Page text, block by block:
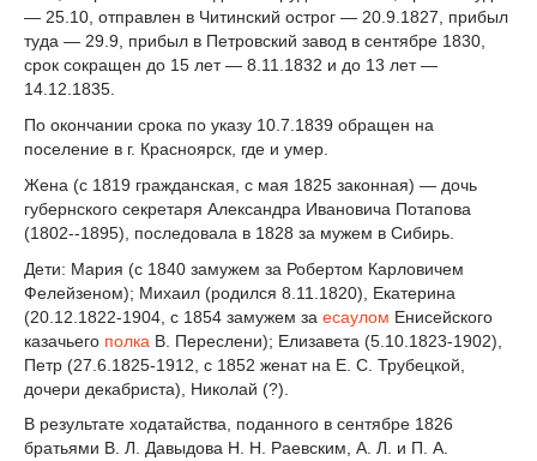
— 25.10, отправлен в Читинский острог — 20.9.1827, прибыл
туда — 29.9, прибыл в Петровский завод в сентябре 1830,
срок сокращен до 15 лет — 8.11.1832 и до 13 лет —
14.12.1835.
По окончании срока по указу 10.7.1839 обращен на
поселение в г. Красноярск, где и умер.
Жена (с 1819 гражданская, с мая 1825 законная) — дочь
губернского секретаря Александра Ивановича Потапова
(1802--1895), последовала в 1828 за мужем в Сибирь.
Дети: Мария (с 1840 замужем за Робертом Карловичем
Фелейзеном); Михаил (родился 8.11.1820), Екатерина
(20.12.1822-1904, с 1854 замужем за есаулом Енисейского
казачьего полка В. Переслени); Елизавета (5.10.1823-1902),
Петр (27.6.1825-1912, с 1852 женат на Е. С. Трубецкой,
дочери декабриста), Николай (?).
В результате ходатайства, поданного в сентябре 1826
братьями В. Л. Давыдова H. Н. Раевским, А. Л. и П. А.